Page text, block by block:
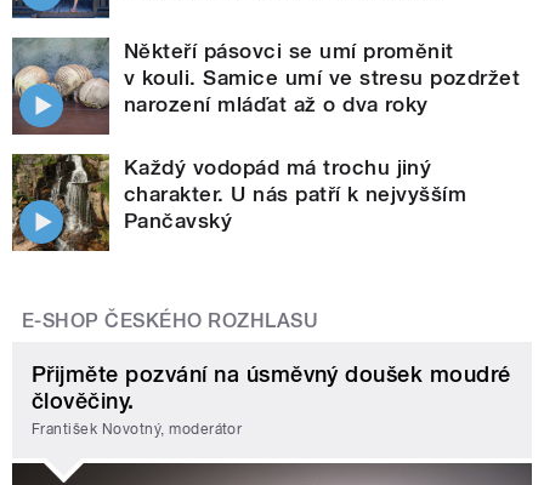
Někteří pásovci se umí proměnit
v kouli. Samice umí ve stresu pozdržet
narození mláďat až o dva roky
Každý vodopád má trochu jiný
charakter. U nás patří k nejvyšším
Pančavský
E-SHOP ČESKÉHO ROZHLASU
Přijměte pozvání na úsměvný doušek moudré
člověčiny.
František Novotný, moderátor